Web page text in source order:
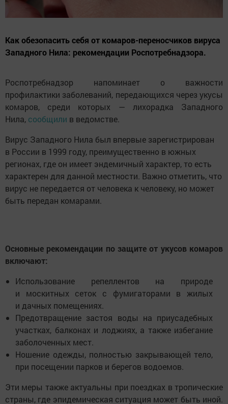
Как обезопасить себя от комаров-переносчиков вируса
Западного Нила: рекомендации Роспотребнадзора.
Роспотребнадзор напоминает о важности
профилактики заболеваний, передающихся через укусы
комаров, среди которых — лихорадка Западного
Нила, сообщили в ведомстве.
Вирус Западного Нила был впервые зарегистрирован
в России в 1999 году, преимущественно в южных
регионах, где он имеет эндемичный характер, то есть
характерен для данной местности. Важно отметить, что
вирус не передается от человека к человеку, но может
быть передан комарами.
Основные рекомендации по защите от укусов комаров
включают:
Использование репеллентов на природе
и москитных сеток с фумигаторами в жилых
и дачных помещениях.
Предотвращение застоя воды на приусадебных
участках, балконах и лоджиях, а также избегание
заболоченных мест.
Ношение одежды, полностью закрывающей тело,
при посещении парков и берегов водоемов.
Эти меры также актуальны при поездках в тропические
страны, где эпидемическая ситуация может быть иной.